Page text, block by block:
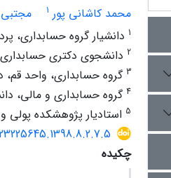
محمد کاشانی پور 1
1 دانشیار گروه حسابداری،
2 دانشجوی دکتری
3 گروه حسابداری، واحد قم،
4 گروه حسابداری و مالی،
5 استادیار پژوهشکده پولی
چکیده